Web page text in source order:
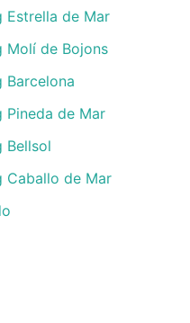
Estrella de Mar
Molí de Bojons
Barcelona
Pineda de Mar
Bellsol
Caballo de Mar